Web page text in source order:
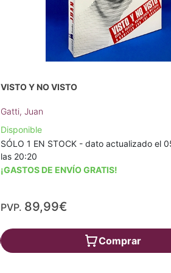
VISTO Y NO VISTO
Gatti, Juan
Disponible
SÓLO 1 EN STOCK - dato actualizado el
las 20:20
¡GASTOS DE ENVÍO GRATIS!
PVP. 89,99€
Comprar